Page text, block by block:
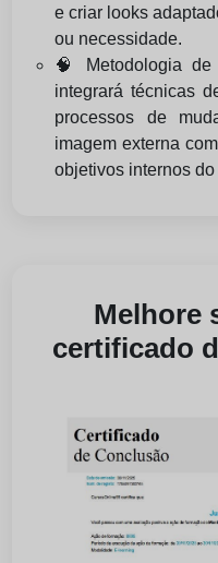
e criar looks
ou necessidade.
🧠 Metodologia de
integrará técnicas
processos de
imagem externa
objetivos internos do
Melhore
certificado